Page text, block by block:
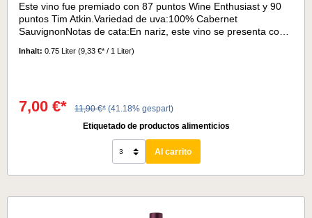
Este vino fue premiado con 87 puntos Wine Enthusiast y 90
puntos Tim Atkin.Variedad de uva:100% Cabernet
SauvignonNotas de cata:En nariz, este vino se presenta con
varietal.Este Cabernet Sauvignon posee un gran vino
usadas.Temperatura de servicio: 16° - 18°C
Inhalt: 0.75 Liter (9,33 €* / 1 Liter)
7,00 €* 11,90 €* (41.18% gespart)
Etiquetado de productos alimenticios
Al carrito